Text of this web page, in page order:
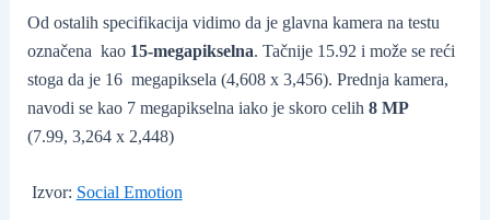
Od ostalih specifikacija vidimo da je glavna kamera na testu
označena kao 15-megapikselna. Tačnije 15.92 i može se reći
stoga da je 16 megapiksela (4,608 x 3,456). Prednja kamera,
navodi se kao 7 megapikselna iako je skoro celih 8 MP
(7.99, 3,264 x 2,448)
Izvor: Social Emotion